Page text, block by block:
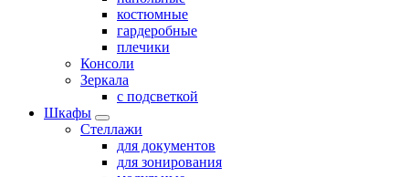
костюмные
гардеробные
плечики
Консоли
Зеркала
с подсветкой
Шкафы
Стеллажи
для документов
для зонирования